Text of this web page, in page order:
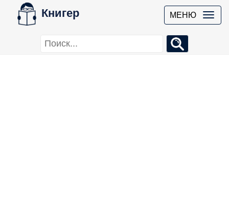
Книгер МЕНЮ